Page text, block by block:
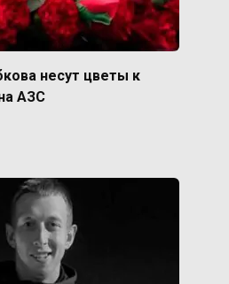
несут цветы к
АЗС